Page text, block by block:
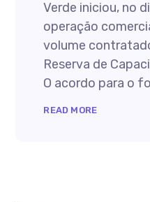
Verde iniciou, no
operação
volume
Reserva de
O acordo para o
READ MORE